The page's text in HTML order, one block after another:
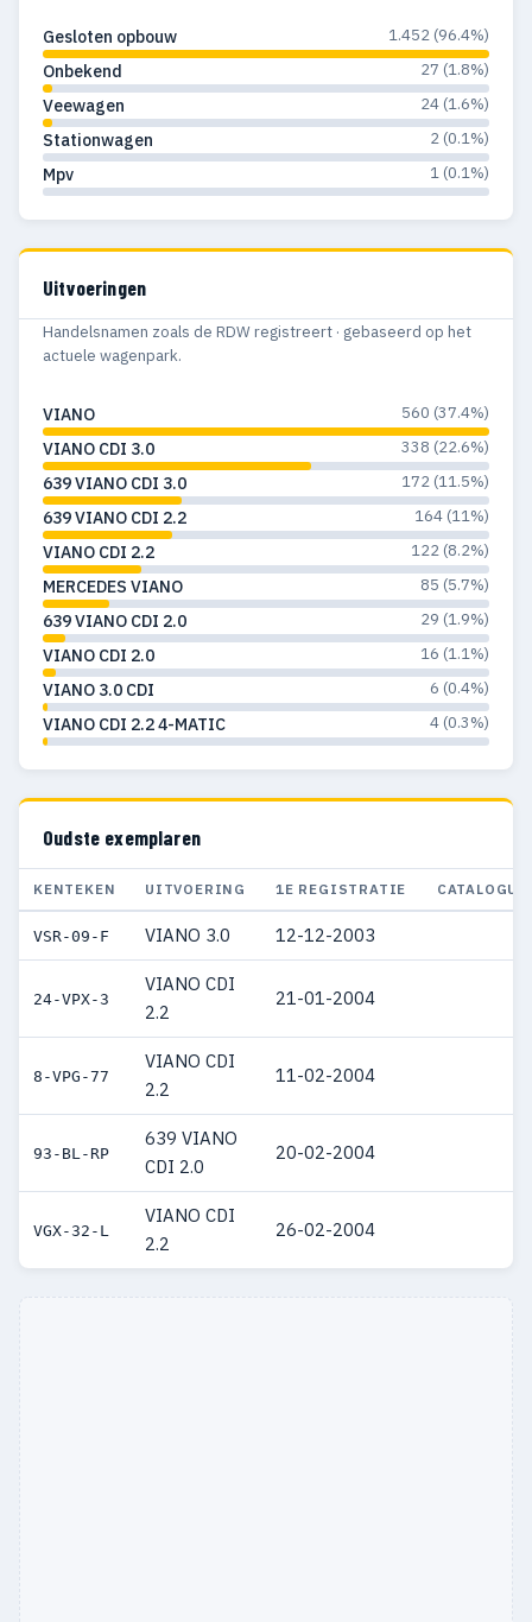
Gesloten opbouw 1.452 (96.4%)
Onbekend 27 (1.8%)
Veewagen 24 (1.6%)
Stationwagen 2 (0.1%)
Mpv 1 (0.1%)
Uitvoeringen
Handelsnamen zoals de RDW registreert · gebaseerd op het
actuele wagenpark.
VIANO 560 (37.4%)
VIANO CDI 3.0 338 (22.6%)
639 VIANO CDI 3.0 172 (11.5%)
639 VIANO CDI 2.2 164 (11%)
VIANO CDI 2.2 122 (8.2%)
MERCEDES VIANO 85 (5.7%)
639 VIANO CDI 2.0 29 (1.9%)
VIANO CDI 2.0 16 (1.1%)
VIANO 3.0 CDI 6 (0.4%)
VIANO CDI 2.2 4-MATIC 4 (0.3%)
Oudste exemplaren
KENTEKEN UITVOERING 1E REGISTRATIE
VSR-09-F VIANO 3.0 12-12-2003
24-VPX-3
VIANO CDI
2.2
21-01-2004
8-VPG-77
VIANO CDI
2.2
11-02-2004
93-BL-RP
639 VIANO
CDI 2.0
20-02-2004
VGX-32-L
VIANO CDI
2.2
26-02-2004